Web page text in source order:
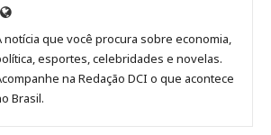
Site
de
Redação
Jornal
DCI
notícia que você procura sobre economia,
esportes, celebridades e novelas.
na Redação DCI o que acontece
Brasil.